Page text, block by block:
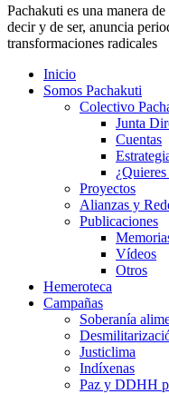
Pachakuti es una manera
decir y de ser, anuncia
transformaciones radicales
Inicio
Somos Pachakuti
Colectivo
Junta
Cuentas
Proyectos
Alianzas y
Publicaciones
Vídeos
Otros
Hemeroteca
Campañas
Soberanía
Justiclima
Indíxenas
Paz y DDHH